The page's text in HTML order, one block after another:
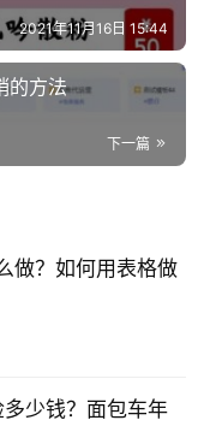
2021年11月16日 15:44
的方法
下一篇
做？如何用表格做
少钱？面包车年